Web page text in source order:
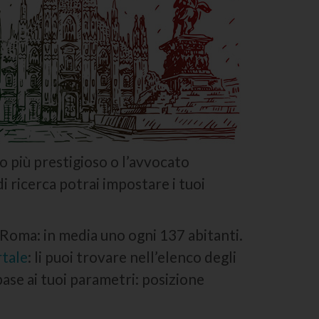
più prestigioso o l’avvocato
ricerca potrai impostare i tuoi
in media uno ogni 137 abitanti.
: li puoi trovare nell’elenco degli
ai tuoi parametri: posizione